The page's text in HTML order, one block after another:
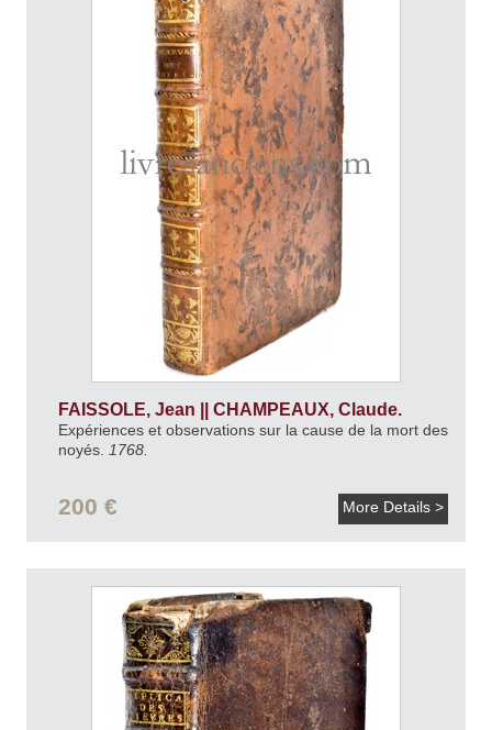
FAISSOLE, Jean || CHAMPEAUX, Claude.
Expériences et observations sur la cause de la mort des
noyés.
1768.
200 € More Details >